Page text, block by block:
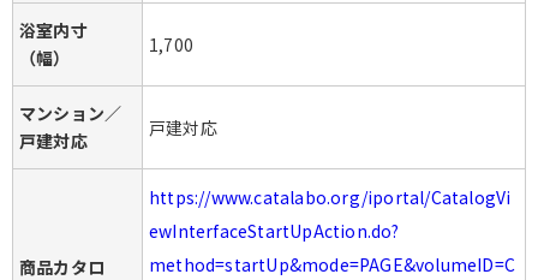
浴室内寸
（幅）
1,700
マンション／
戸建対応
戸建対応
商品カタロ
https://www.catalabo.org/iportal/CatalogVi
ewInterfaceStartUpAction.do?
method=startUp&mode=PAGE&volumeID=C